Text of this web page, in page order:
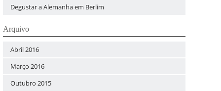
Degustar a Alemanha em Berlim
Arquivo
Abril 2016
Março 2016
Outubro 2015